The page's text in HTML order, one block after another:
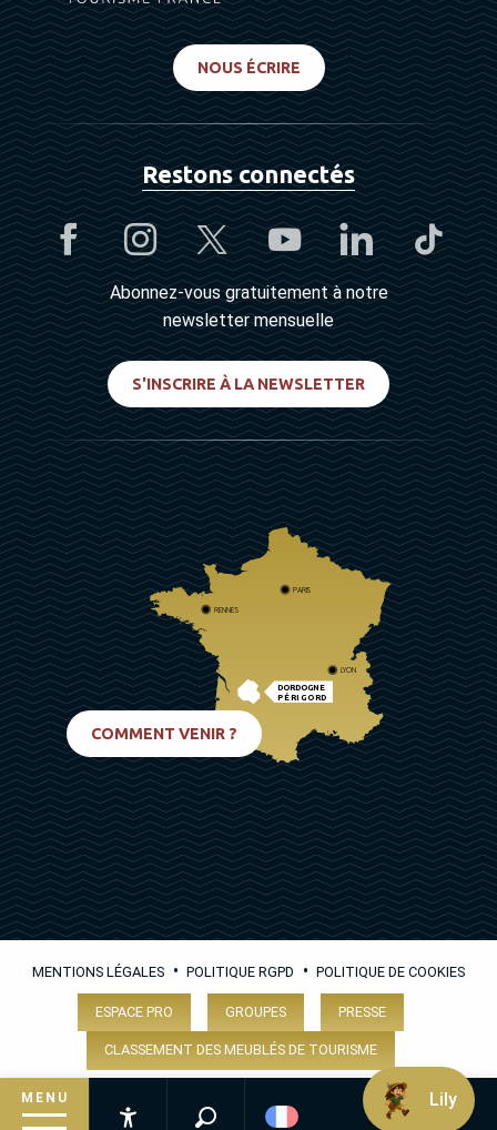
MENU
NOUS ÉCRIRE
Restons connectés
Abonnez-vous gratuitement à notre
newsletter mensuelle
S'INSCRIRE À LA NEWSLETTER
DORDOGNE
PÉRIGORD
PARIS
RENNES
LYON
COMMENT VENIR ?
MENTIONS LÉGALES • POLITIQUE RGPD • POLITIQUE DE COOKIES
ESPACE PRO GROUPES PRESSE
CLASSEMENT DES MEUBLÉS DE TOURISME
Lily